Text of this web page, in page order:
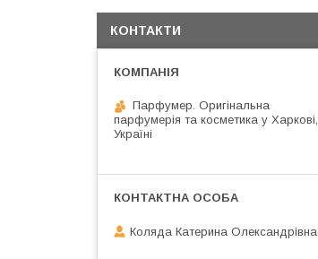
КОНТАКТИ
Парфумер. Оригінальна
парфумерія та косметика у Харкові,
Україні
Коляда Катерина Олександрівна